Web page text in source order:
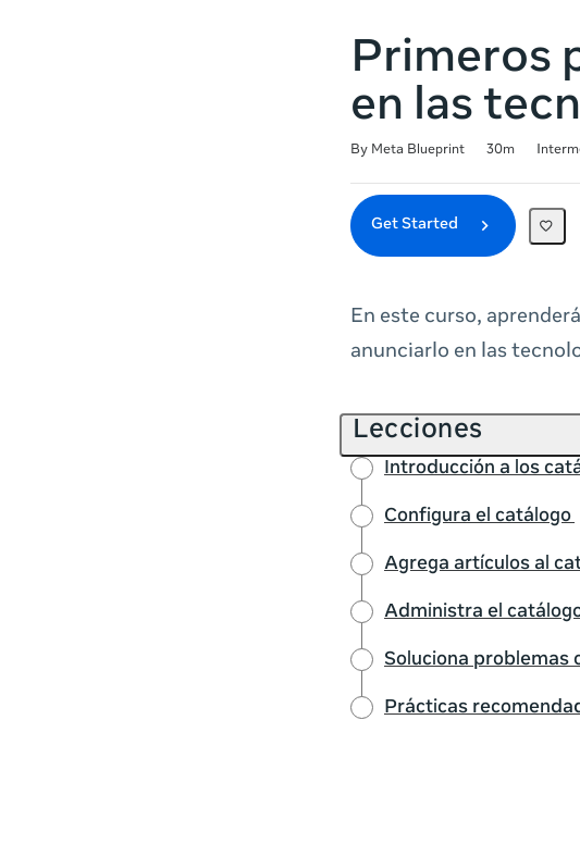
Primeros
en las
By Meta Blueprint 30m
Get Started
En este curso,
anunciarlo en las
Lecciones
Introducción a los
Configura el catálogo
Agrega artículos al
Administra el
Soluciona problemas
Prácticas